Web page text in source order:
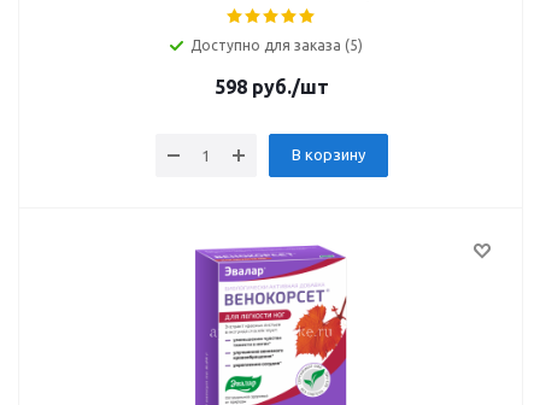
Доступно для заказа (5)
598руб./шт
В корзину